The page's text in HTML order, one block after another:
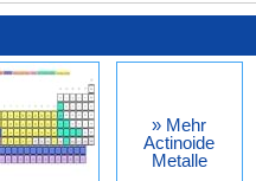
» Mehr
Actinoide
Metalle